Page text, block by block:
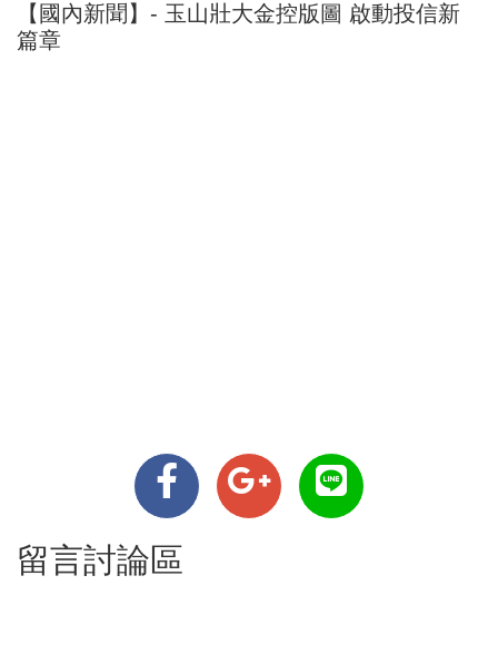
【國內新聞】- 玉山壯大金控版圖 啟動投信新
篇章
留言討論區